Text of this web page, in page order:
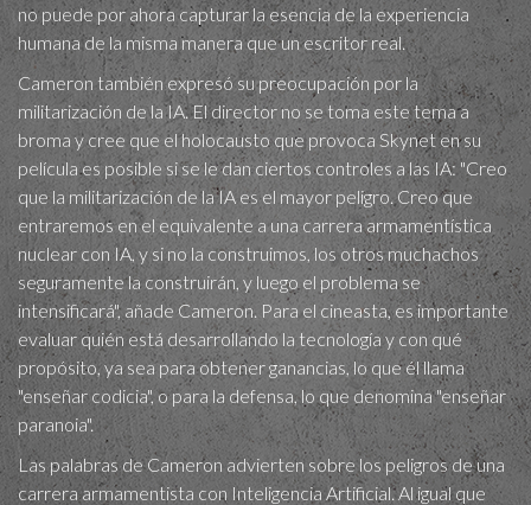
no puede por ahora capturar la esencia de la experiencia
humana de la misma manera que un escritor real.
Cameron también expresó su preocupación por la
militarización de la IA. El director no se toma este tema a
broma y cree que el holocausto que provoca Skynet en su
película es posible si se le dan ciertos controles a las IA: "Creo
que la militarización de la IA es el mayor peligro. Creo que
entraremos en el equivalente a una carrera armamentística
nuclear con IA, y si no la construimos, los otros muchachos
seguramente la construirán, y luego el problema se
intensificará", añade Cameron. Para el cineasta, es importante
evaluar quién está desarrollando la tecnología y con qué
propósito, ya sea para obtener ganancias, lo que él llama
"enseñar codicia", o para la defensa, lo que denomina "enseñar
paranoia".
Las palabras de Cameron advierten sobre los peligros de una
carrera armamentista con Inteligencia Artificial. Al igual que